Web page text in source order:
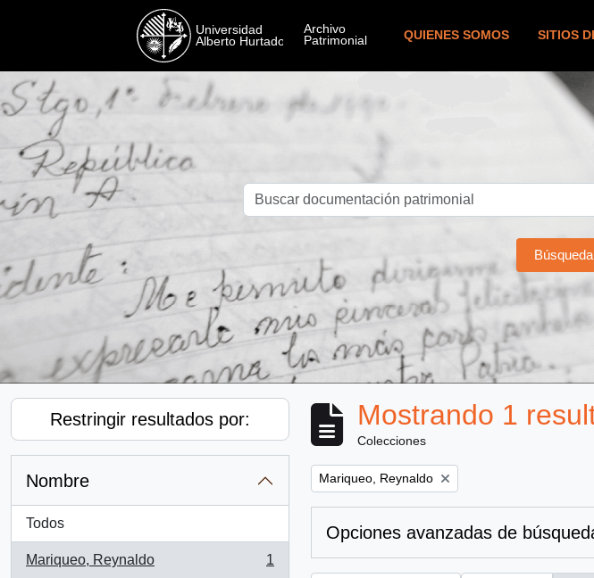
QUIENES SOMOS SITIOS
Restringir resultados por:
Nombre
Todos
Mariqueo, Reynaldo
, 1 resultados
1
Mostrando 1
Colecciones
Remove filter:
Mariqueo, Reynaldo
Opciones avanzadas de